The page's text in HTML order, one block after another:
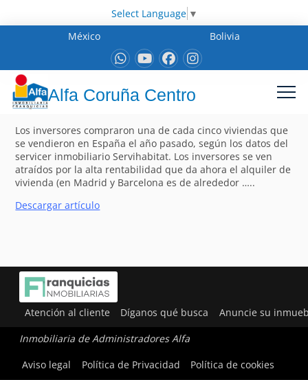
Select Language ▼
México
Bolivia
Alfa Coruña Centro
Los inversores compraron una de cada cinco viviendas que
se vendieron en España el año pasado, según los datos del
servicer inmobiliario Servihabitat. Los inversores se ven
atraídos por la alta rentabilidad que da ahora el alquiler de
vivienda (en Madrid y Barcelona es de alrededor …..
Descargar artículo
Atención al cliente Díganos qué busca Anuncie su
Inmobiliaria de Administradores Alfa
Aviso legal
Política de Privacidad Política de cookies